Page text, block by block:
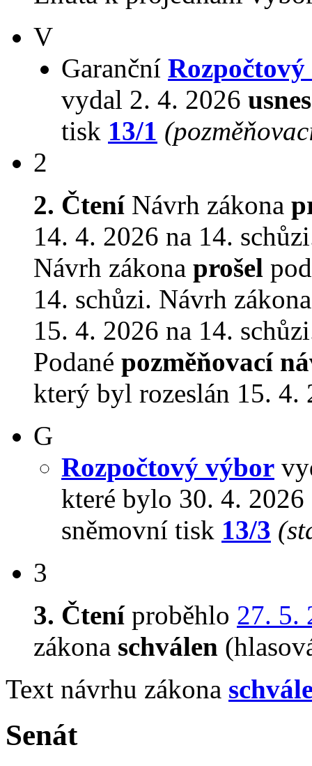
V
Garanční
vydal 2. 4. 2026
tisk 13/1
2
2. ČteníNávrh zákona
14. 4. 2026 na 14.
Návrh zákona prošel
14. schůzi. Návrh
15. 4. 2026 na 14.
Podané pozměňovací
který byl rozeslán 15. 4.
G
Rozpočtový výbor
které bylo 30. 4.
sněmovní tisk 13/3
3
3. Čteníproběhlo 27. 5.
zákona schválen
Text návrhu zákona
Senát